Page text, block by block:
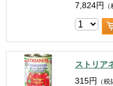
7,824円
ストリア
315円 （税